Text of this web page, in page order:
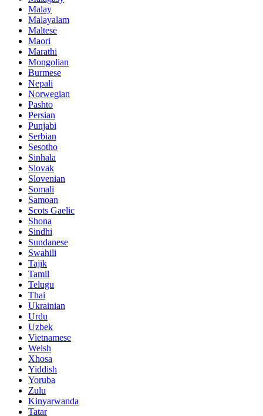
Malay
Malayalam
Maltese
Maori
Marathi
Mongolian
Burmese
Nepali
Norwegian
Pashto
Persian
Punjabi
Serbian
Sesotho
Sinhala
Slovak
Slovenian
Somali
Samoan
Scots Gaelic
Shona
Sindhi
Sundanese
Swahili
Tajik
Tamil
Telugu
Thai
Ukrainian
Urdu
Uzbek
Vietnamese
Welsh
Xhosa
Yiddish
Yoruba
Zulu
Kinyarwanda
Tatar